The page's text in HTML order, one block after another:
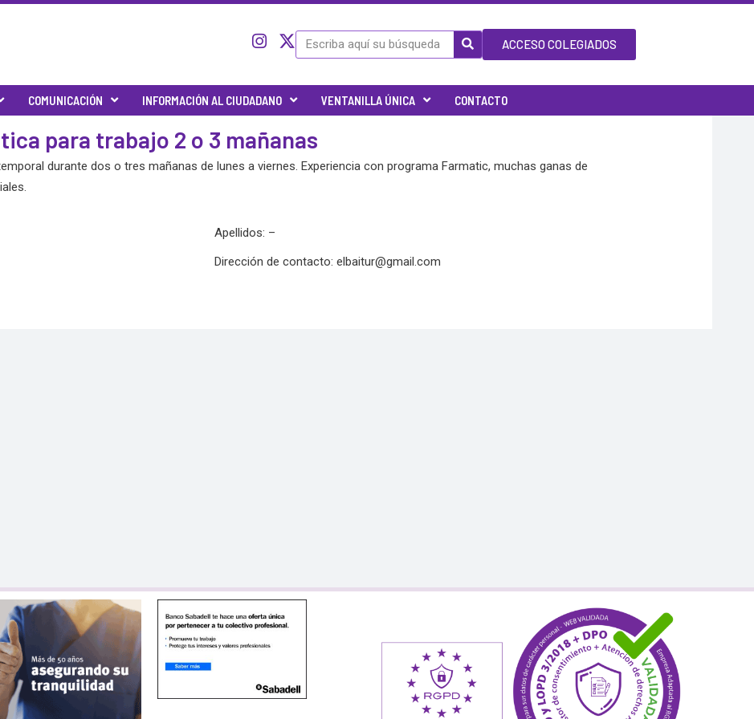
n
-
w
i
t
r
-
x
I
t
a
r
a
m
X
w
t
e
r
Search ACCESO COLEGIADOS
COMUNICACIÓN INFORMACIÓN AL CIUDADANO VENTANILLA ÚNICA CONTACTO
para trabajo 2 o 3 mañanas
durante dos o tres mañanas de lunes a viernes. Experiencia con programa Farmatic, muchas ganas de
Apellidos: –
Dirección de contacto: elbaitur@gmail.com